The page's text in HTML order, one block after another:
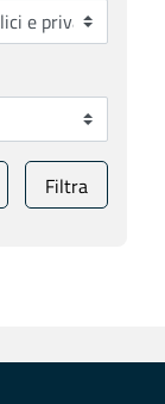
Filtra